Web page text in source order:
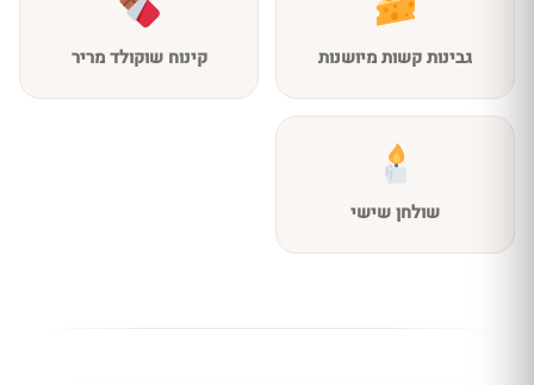
גבינות קשות מיושנות קינוח שוקולד מריר
שולחן שישי